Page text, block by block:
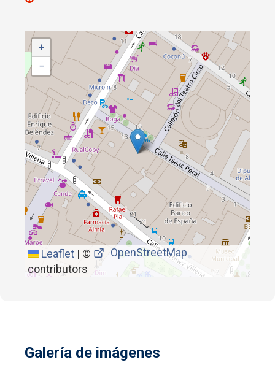
+
−
Leaflet | ©
OpenStreetMap
contributors
Galería de imágenes